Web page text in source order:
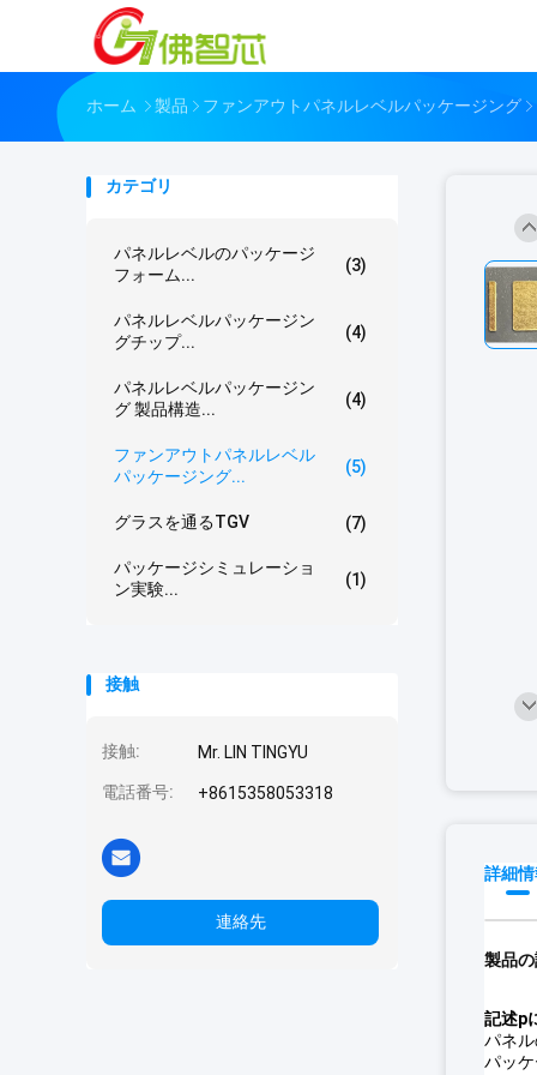
ホーム 製品 ファンアウトパネルレベルパッケージング
カテゴリ
パネルレベルのパッケージ
フォーム...
(3)
パネルレベルパッケージン
グチップ...
(4)
パネルレベルパッケージン
グ 製品構造...
(4)
ファンアウトパネルレベル
パッケージング...
(5)
グラスを通るTGV (7)
パッケージシミュレーショ
ン実験...
(1)
接触
接触: Mr. LIN TINGYU
電話番号: +8615358053318
連絡先
詳細
製品
記述p
パネ
パッ